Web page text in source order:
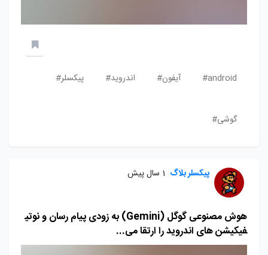
android# آیفون# اندروید# پیکسلر#
گوشی#
پیکسلر بلاگ 1 سال پیش
هوش مصنوعی گوگل (Gemini) به زودی پیام‌ رسان و نوتی
فیکیشن های اندروید را ارتقا می...